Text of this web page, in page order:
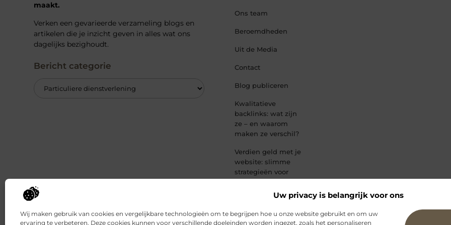
Uw privacy is belangrijk voor ons
Wij maken gebruik van cookies en vergelijkbare technologieën om te begrijpen hoe u onze website gebruikt en om uw
ervaring te verbeteren. Deze cookies kunnen voor verschillende doeleinden worden ingezet, zoals het personaliseren
maakt.
Verken een gevarieerde verzameling blogs en
artikelen die je inzicht geven in alles wat ons
dagelijks bezighoudt.
Bericht categorie
Ons team
Beroemdheden
Uit de Media
Contact
Blog publiceren
Kwalitatieve
backlinks: wat zijn
ze – en waarom
maken ze verschil?
Verdien geld met je
website: slimme
strategieën voor